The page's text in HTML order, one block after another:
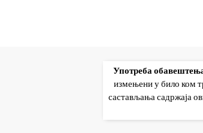
Употреба
измењени у било ком
састављања садржаја